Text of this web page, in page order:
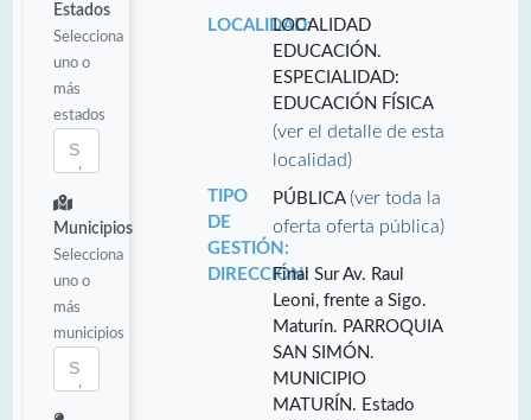
Estados
Selecciona
uno o
más
estados
Municipios
Selecciona
uno o
más
municipios
LOCALIDAD:LOCALIDAD
EDUCACIÓN.
ESPECIALIDAD:
EDUCACIÓN FÍSICA
(ver el detalle de esta
localidad)
TIPO
DE
GESTIÓN:
PÚBLICA(ver toda la
oferta oferta pública)
DIRECCIÓN:Final Sur Av. Raul
Leoni, frente a Sigo.
Maturín. PARROQUIA
SAN SIMÓN.
MUNICIPIO
MATURÍN. Estado